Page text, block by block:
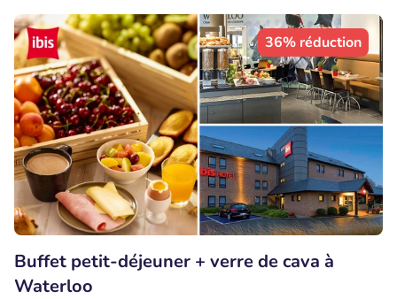
36% réduction
Buffet petit-déjeuner + verre de cava à
Waterloo